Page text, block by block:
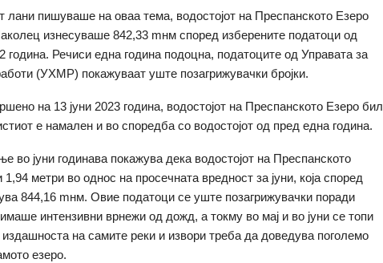
лани пишуваше на оваа тема, водостојот на Преспанското Езеро
изнесуваше 842,33 mнм според изберените податоци од
година. Речиси една година подоцна, податоците од Управата за
(УХМР) покажуваат уште позагрижувачки бројки.
на 13 јуни 2023 година, водостојот на Преспанското Езеро бил
е намален и во споредба со водостојот од пред една година.
во јуни годинава покажува дека водостојот на Преспанското
метри во однос на просечната вредност за јуни, која според
844,16 mнм. Овие податоци се уште позагрижувачки поради
интензивни врнежи од дожд, а токму во мај и во јуни се топи
издашноста на самите реки и извори треба да доведува поголемо
езеро.